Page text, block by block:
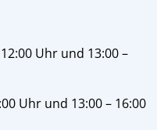
Uhr und 13:00 –
Uhr und 13:00 – 16:00